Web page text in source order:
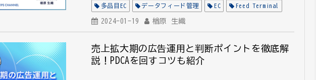
多品目EC データフィード管理 EC Feed Terminal
2024-01-19 楢原 生織
売上拡大期の広告運用と判断ポイントを徹底解
説！PDCAを回すコツも紹介